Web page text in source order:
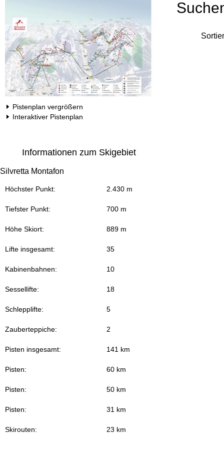
Pistenplan vergrößern
Interaktiver Pistenplan
Informationen zum Skigebiet
Silvretta Montafon
Höchster Punkt: 2.430 m
Tiefster Punkt: 700 m
Höhe Skiort: 889 m
Lifte insgesamt: 35
Kabinenbahnen: 10
Sessellifte: 18
Schlepplifte: 5
Zauberteppiche: 2
Pisten insgesamt: 141 km
Pisten: 60 km
Pisten: 50 km
Pisten: 31 km
Skirouten: 23 km